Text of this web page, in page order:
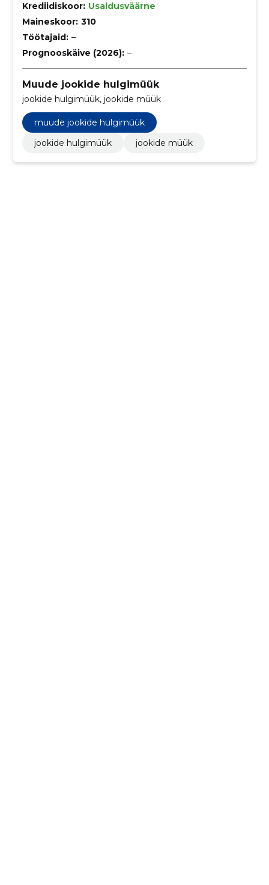
Krediidiskoor: Usaldusväärne
Maineskoor: 310
Töötajaid: –
Prognooskäive (2026): –
Muude jookide hulgimüük
jookide hulgimüük, jookide müük
muude jookide hulgimüük
jookide hulgimüük
jookide müük